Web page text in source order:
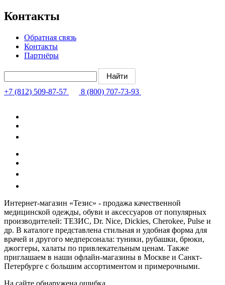
Контакты
Обратная связь
Контакты
Партнёры
+7 (812) 509-87-57 8 (800) 707-73-93
Интернет-магазин «Тезис» - продажа качественной
медицинской одежды, обуви и аксессуаров от популярных
производителей: ТЕЗИС, Dr. Nice, Dickies, Cherokee, Pulse и
др. В каталоге представлена стильная и удобная форма для
врачей и другого медперсонала: туники, рубашки, брюки,
джоггеры, халаты по привлекательным ценам. Также
приглашаем в наши офлайн-магазины в Москве и Санкт-
Петербурге с большим ассортиментом и примерочными.